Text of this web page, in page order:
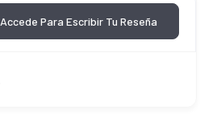
Accede Para Escribir Tu Reseña